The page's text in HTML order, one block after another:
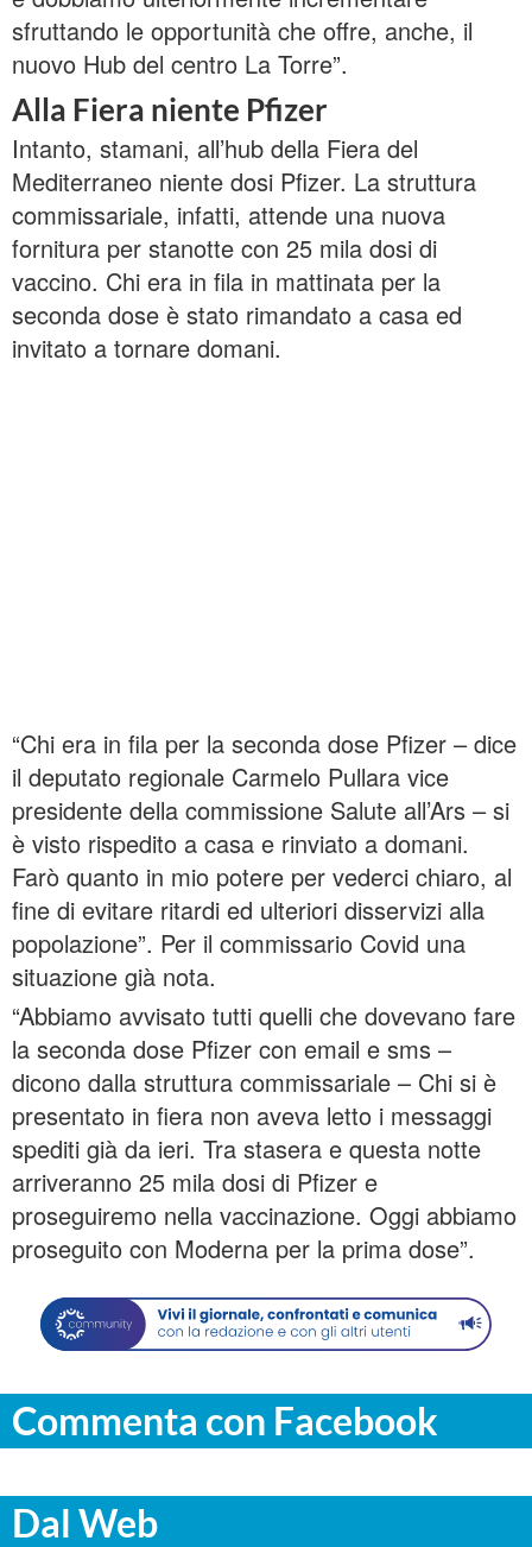
sfruttando le opportunità che offre, anche, il
nuovo Hub del centro La Torre”.
Alla Fiera niente Pfizer
Intanto, stamani, all’hub della Fiera del
Mediterraneo niente dosi Pfizer. La struttura
commissariale, infatti, attende una nuova
fornitura per stanotte con 25 mila dosi di
vaccino. Chi era in fila in mattinata per la
seconda dose è stato rimandato a casa ed
invitato a tornare domani.
“Chi era in fila per la seconda dose Pfizer – dice
il deputato regionale Carmelo Pullara vice
presidente della commissione Salute all’Ars – si
è visto rispedito a casa e rinviato a domani.
Farò quanto in mio potere per vederci chiaro, al
fine di evitare ritardi ed ulteriori disservizi alla
popolazione”. Per il commissario Covid una
situazione già nota.
“Abbiamo avvisato tutti quelli che dovevano fare
la seconda dose Pfizer con email e sms –
dicono dalla struttura commissariale – Chi si è
presentato in fiera non aveva letto i messaggi
spediti già da ieri. Tra stasera e questa notte
arriveranno 25 mila dosi di Pfizer e
proseguiremo nella vaccinazione. Oggi abbiamo
proseguito con Moderna per la prima dose”.
Commenta con Facebook
Dal Web